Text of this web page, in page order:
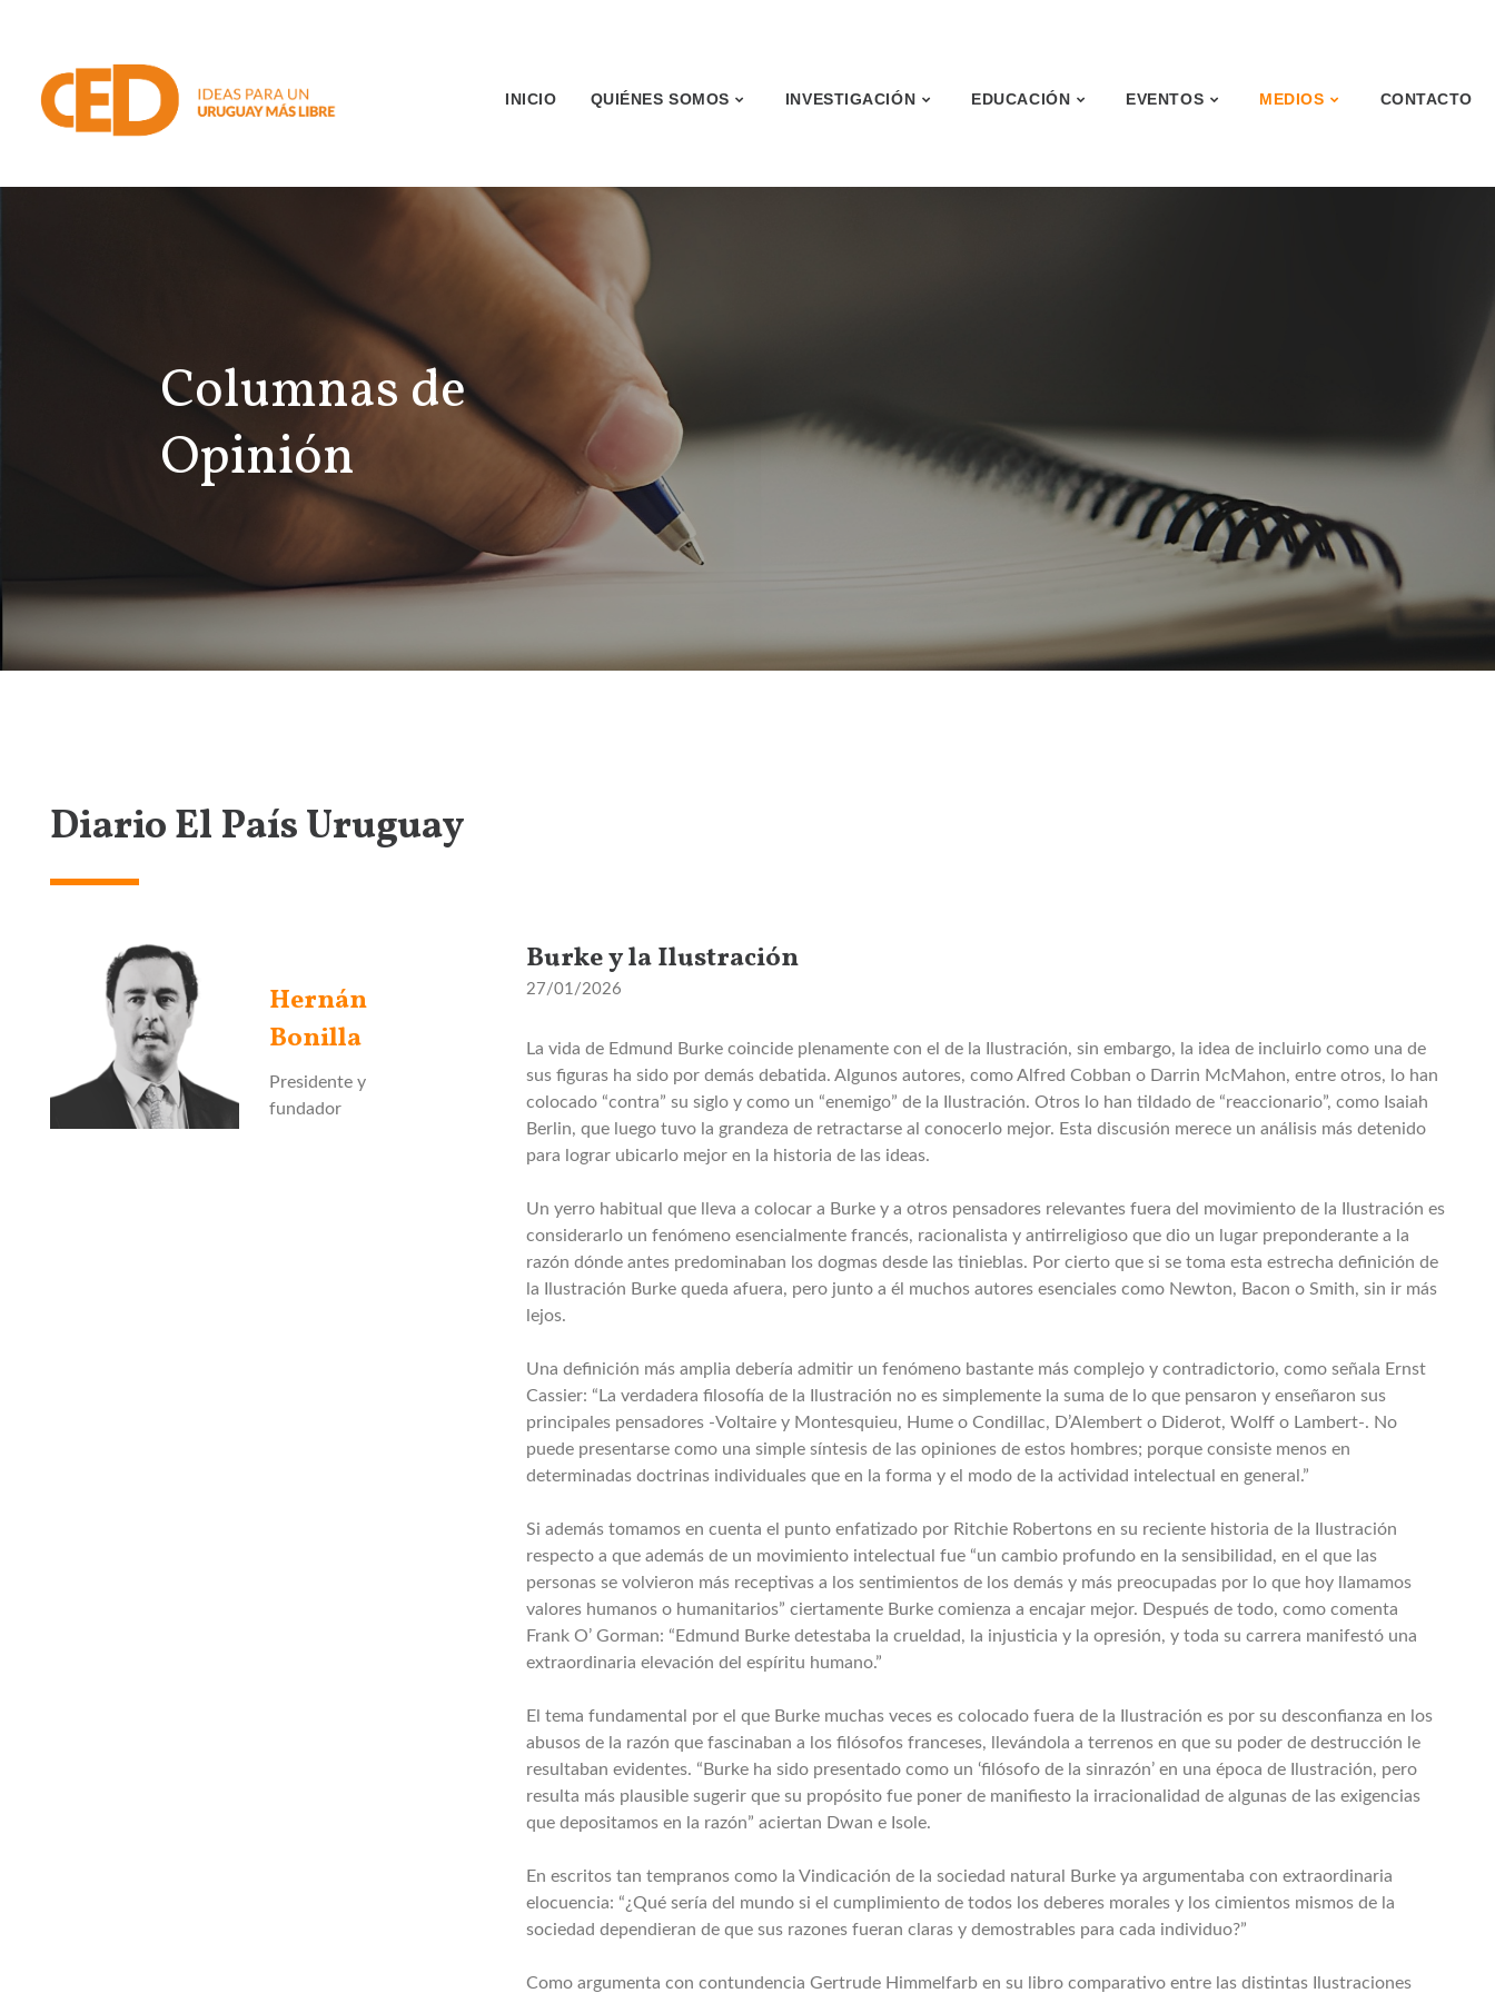
INICIO QUIÉNES SOMOS INVESTIGACIÓN EDUCACIÓN EVENTOS MEDIOS CONTACTO
Columnas de
Opinión
Diario El País Uruguay
Hernán
Bonilla
Presidente y
fundador
Burke y la Ilustración
27/01/2026
La vida de Edmund Burke coincide plenamente con el de la Ilustración, sin embargo, la idea de incluirlo como una de
sus figuras ha sido por demás debatida. Algunos autores, como Alfred Cobban o Darrin McMahon, entre otros, lo han
colocado “contra” su siglo y como un “enemigo” de la Ilustración. Otros lo han tildado de “reaccionario”, como Isaiah
Berlin, que luego tuvo la grandeza de retractarse al conocerlo mejor. Esta discusión merece un análisis más detenido
para lograr ubicarlo mejor en la historia de las ideas.
Un yerro habitual que lleva a colocar a Burke y a otros pensadores relevantes fuera del movimiento de la Ilustración es
considerarlo un fenómeno esencialmente francés, racionalista y antirreligioso que dio un lugar preponderante a la
razón dónde antes predominaban los dogmas desde las tinieblas. Por cierto que si se toma esta estrecha definición de
la Ilustración Burke queda afuera, pero junto a él muchos autores esenciales como Newton, Bacon o Smith, sin ir más
lejos.
Una definición más amplia debería admitir un fenómeno bastante más complejo y contradictorio, como señala Ernst
Cassier: “La verdadera filosofía de la Ilustración no es simplemente la suma de lo que pensaron y enseñaron sus
principales pensadores -Voltaire y Montesquieu, Hume o Condillac, D’Alembert o Diderot, Wolff o Lambert-. No
puede presentarse como una simple síntesis de las opiniones de estos hombres; porque consiste menos en
determinadas doctrinas individuales que en la forma y el modo de la actividad intelectual en general.”
Si además tomamos en cuenta el punto enfatizado por Ritchie Robertons en su reciente historia de la Ilustración
respecto a que además de un movimiento intelectual fue “un cambio profundo en la sensibilidad, en el que las
personas se volvieron más receptivas a los sentimientos de los demás y más preocupadas por lo que hoy llamamos
valores humanos o humanitarios” ciertamente Burke comienza a encajar mejor. Después de todo, como comenta
Frank O’ Gorman: “Edmund Burke detestaba la crueldad, la injusticia y la opresión, y toda su carrera manifestó una
extraordinaria elevación del espíritu humano.”
El tema fundamental por el que Burke muchas veces es colocado fuera de la Ilustración es por su desconfianza en los
abusos de la razón que fascinaban a los filósofos franceses, llevándola a terrenos en que su poder de destrucción le
resultaban evidentes. “Burke ha sido presentado como un ‘filósofo de la sinrazón’ en una época de Ilustración, pero
resulta más plausible sugerir que su propósito fue poner de manifiesto la irracionalidad de algunas de las exigencias
que depositamos en la razón” aciertan Dwan e Isole.
En escritos tan tempranos como la Vindicación de la sociedad natural Burke ya argumentaba con extraordinaria
elocuencia: “¿Qué sería del mundo si el cumplimiento de todos los deberes morales y los cimientos mismos de la
sociedad dependieran de que sus razones fueran claras y demostrables para cada individuo?”
Como argumenta con contundencia Gertrude Himmelfarb en su libro comparativo entre las distintas Ilustraciones